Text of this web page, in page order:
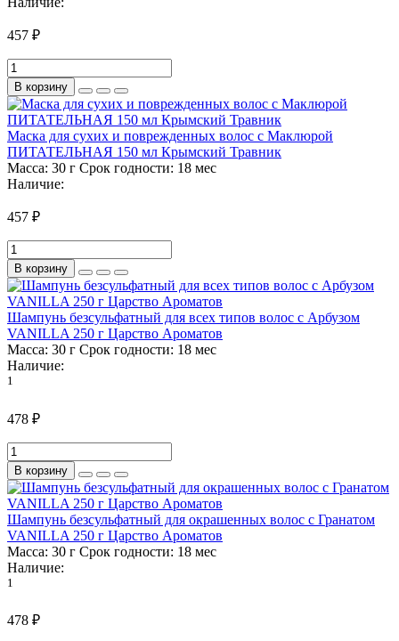
457 ₽
В корзину
Маска для сухих и поврежденных волос с Маклюрой
ПИТАТЕЛЬНАЯ 150 мл Крымский Травник
Масса: 30 г Срок годности: 18 мес
Наличие:
457 ₽
В корзину
Шампунь безсульфатный для всех типов волос с Арбузом
VANILLA 250 г Царство Ароматов
Масса: 30 г Срок годности: 18 мес
Наличие:
1
478 ₽
В корзину
Шампунь безсульфатный для окрашенных волос с Гранатом
VANILLA 250 г Царство Ароматов
Масса: 30 г Срок годности: 18 мес
Наличие:
1
478 ₽